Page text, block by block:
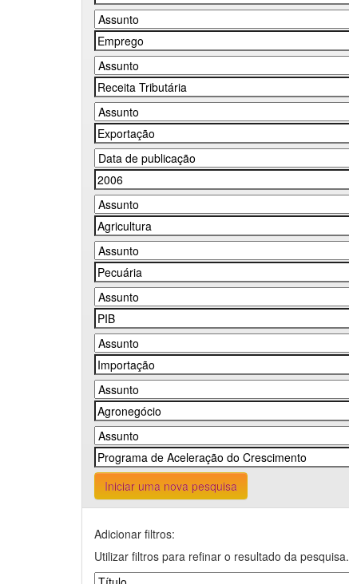
Iniciar uma nova pesquisa
Adicionar filtros:
Utilizar filtros para refinar o resultado da pesquisa.